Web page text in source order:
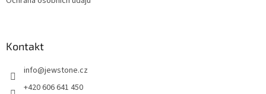
Kontakt
info@jewstone.cz
+420 606 641 450